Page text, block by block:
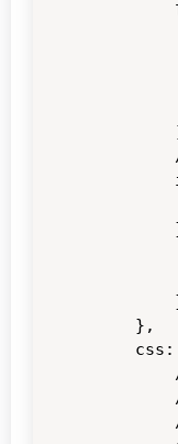
    },
css: